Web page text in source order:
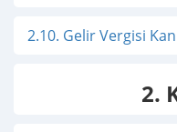
2.10. Gelir Vergisi
2.